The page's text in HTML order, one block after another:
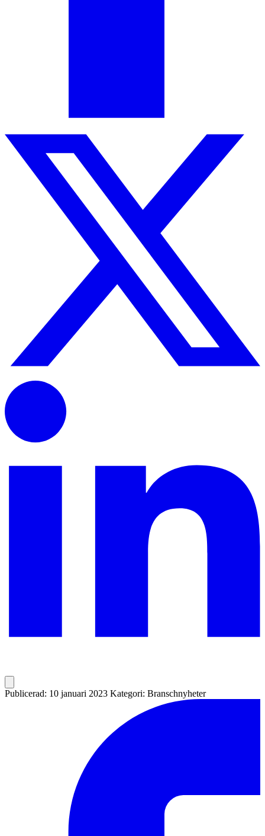
Publicerad: 10 januari 2023 Kategori: Branschnyheter